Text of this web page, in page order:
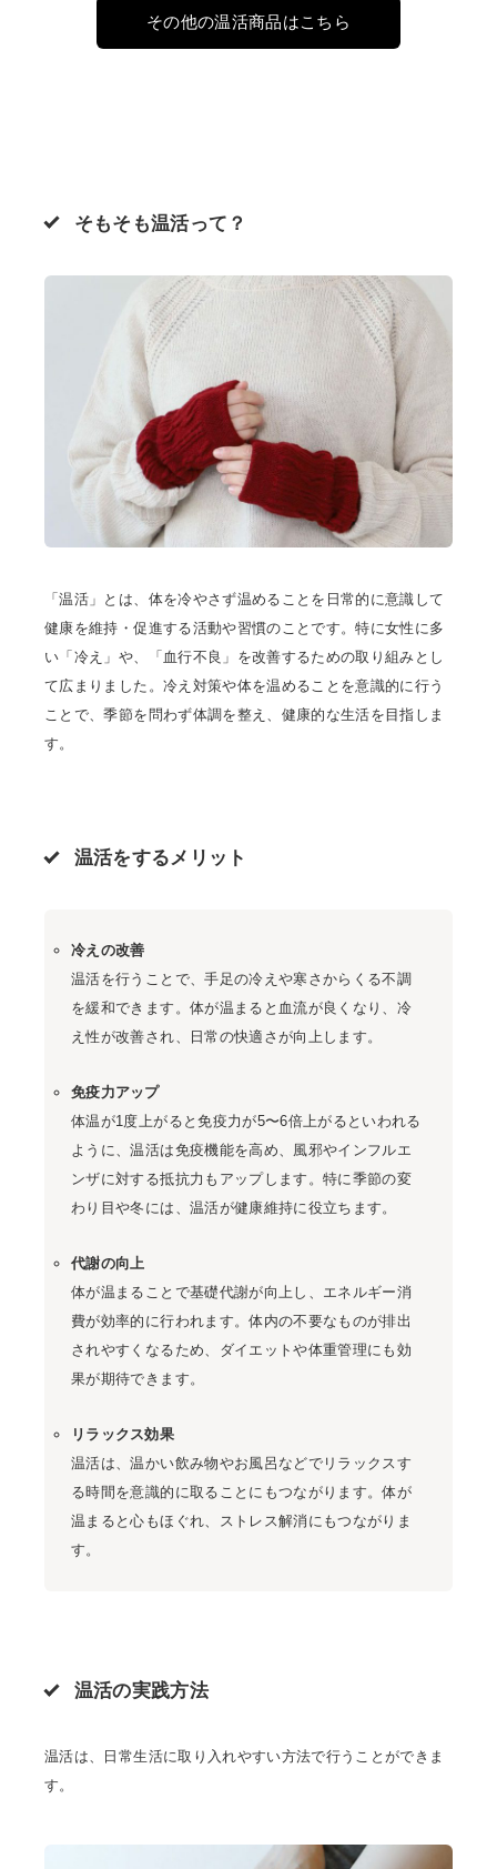
その他の温活商品はこちら
そもそも温活って？
「温活」とは、体を冷やさず温めることを日常的に意識して
健康を維持・促進する活動や習慣のことです。特に女性に多
い「冷え」や、「血行不良」を改善するための取り組みとし
て広まりました。冷え対策や体を温めることを意識的に行う
ことで、季節を問わず体調を整え、健康的な生活を目指しま
す。
温活をするメリット
冷えの改善
温活を行うことで、手足の冷えや寒さからくる不調
を緩和できます。体が温まると血流が良くなり、冷
え性が改善され、日常の快適さが向上します。
免疫力アップ
体温が1度上がると免疫力が5〜6倍上がるといわれる
ように、温活は免疫機能を高め、風邪やインフルエ
ンザに対する抵抗力もアップします。特に季節の変
わり目や冬には、温活が健康維持に役立ちます。
代謝の向上
体が温まることで基礎代謝が向上し、エネルギー消
費が効率的に行われます。体内の不要なものが排出
されやすくなるため、ダイエットや体重管理にも効
果が期待できます。
リラックス効果
温活は、温かい飲み物やお風呂などでリラックスす
る時間を意識的に取ることにもつながります。体が
温まると心もほぐれ、ストレス解消にもつながりま
す。
温活の実践方法
温活は、日常生活に取り入れやすい方法で行うことができま
す。